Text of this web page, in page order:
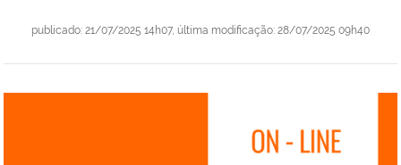
publicado: 21/07/2025 14h07, última modificação: 28/07/2025 09h40